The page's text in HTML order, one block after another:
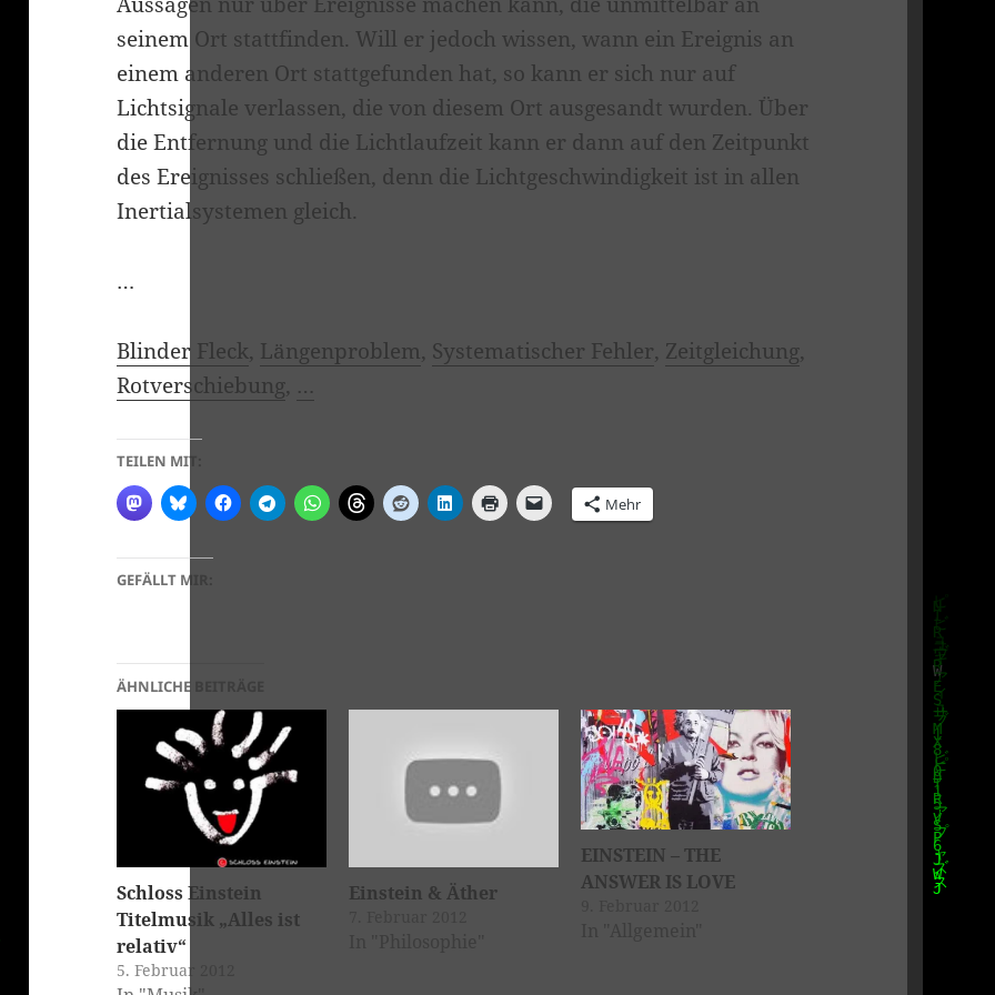
seinem Ort stattfinden. Will er jedoch wissen, wann ein Ereignis an
einem anderen Ort stattgefunden hat, so kann er sich nur auf
Lichtsignale verlassen, die von diesem Ort ausgesandt wurden. Über
die Entfernung und die Lichtlaufzeit kann er dann auf den Zeitpunkt
des Ereignisses schließen, denn die Lichtgeschwindigkeit ist in allen
Inertialsystemen gleich.
…
Blinder Fleck, Längenproblem, Systematischer Fehler, Zeitgleichung,
Rotverschiebung, …
TEILEN MIT:
Mehr
GEFÄLLT MIR:
ÄHNLICHE BEITRÄGE
Schloss Einstein
Titelmusik „Alles ist
relativ“
5. Februar 2012
Einstein & Äther
EINSTEIN – THE
ANSWER IS LOVE